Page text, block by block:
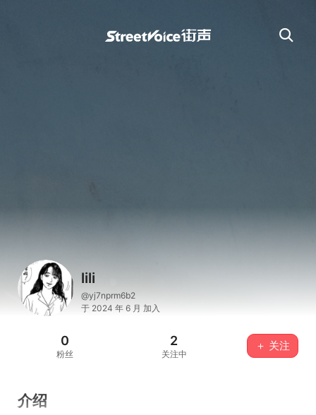
lili
@yj7nprm6b2
于 2024 年 6 月 加入
0
粉丝
2
关注中
＋ 关注
介绍